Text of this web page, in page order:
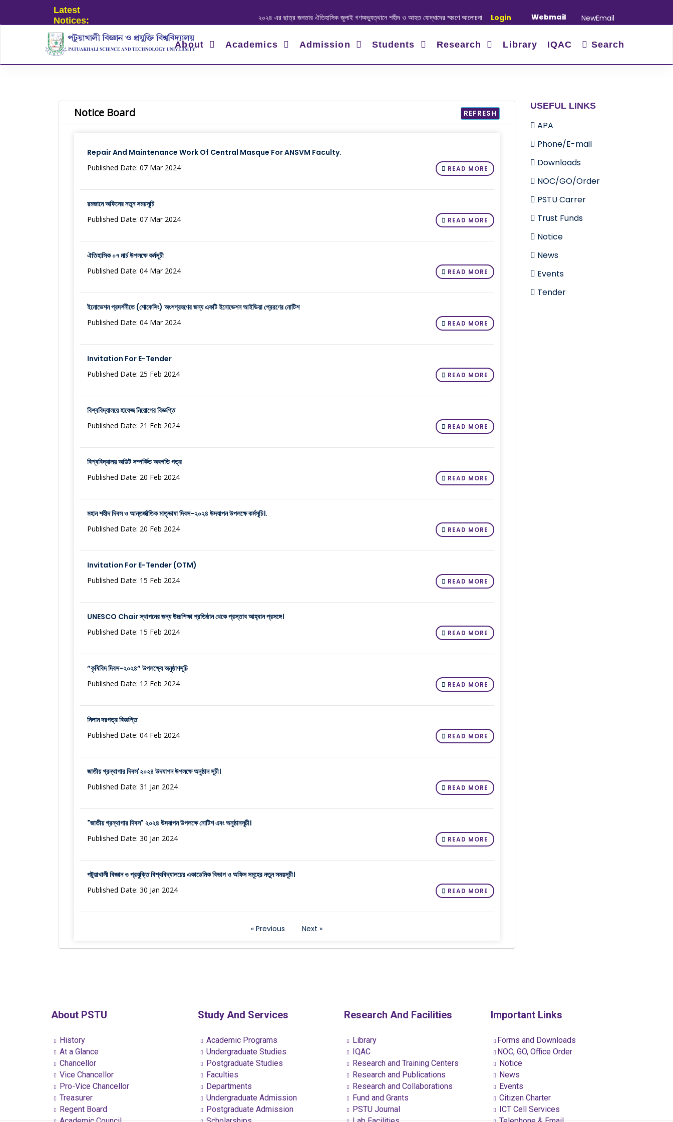
Latest
Notices:
২০২৪ এর ছাত্র জনতার ঐতিহাসিক জুলাই গণঅভ্যুত্থানে শহীদ ও আহত যোদ্ধাদের স্মরণে আলোচনা সভা ও দোয়া অনুষ্ঠান সংক্রান্ত|January-June/2025 Master and
Login Webmail NewEmail
About Academics Admission Students Research Library IQAC Search
Notice Board REFRESH
Repair And Maintenance Work Of Central Masque For ANSVM Faculty.
Published Date: 07 Mar 2024 READ MORE
রমজানে অফিসের নতুন সময়সূচি
Published Date: 07 Mar 2024 READ MORE
ঐতিহাসিক ০৭ মার্চ উপলক্ষে কর্মসূচী
Published Date: 04 Mar 2024 READ MORE
ইনোভেশন প্রদর্শনীতে (শোকেসিং) অংশগ্রহণের জন্য একটি ইনোভেশন আইডিয়া প্রেরণের নোটিশ
Published Date: 04 Mar 2024 READ MORE
Invitation For E-Tender
Published Date: 25 Feb 2024 READ MORE
বিশ্ববিদ্যালয়ে হাফেজ নিয়োগের বিজ্ঞপ্তি
Published Date: 21 Feb 2024 READ MORE
বিশ্ববিদ্যালয় অডিট সম্পর্কিত অবগতি পত্র
Published Date: 20 Feb 2024 READ MORE
মহান শহীদ দিবস ও আন্তর্জাতিক মাতৃভাষা দিবস-২০২৪ উদযাপন উপলক্ষে কর্মসূচি।.
Published Date: 20 Feb 2024 READ MORE
Invitation For E-Tender (OTM)
Published Date: 15 Feb 2024 READ MORE
UNESCO Chair স্থাপনের জন্য উচ্চশিক্ষা প্রতিষ্ঠান থেকে প্রস্তাব আহ্বান প্রসঙ্গে।
Published Date: 15 Feb 2024 READ MORE
”কৃষিবিদ দিবস-২০২৪” উপলক্ষ্যে অনুষ্ঠাণসূচি
Published Date: 12 Feb 2024 READ MORE
নিলাম দরপত্র বিজ্ঞপ্তি
Published Date: 04 Feb 2024 READ MORE
জাতীয় গ্রন্থাগার দিবস'২০২৪ উদযাপন উপলক্ষে অনুষ্ঠান সূচী।
Published Date: 31 Jan 2024 READ MORE
"জাতীয় গ্রন্থাগার দিবস" ২০২৪ উদযাপন উপলক্ষে নোটিশ এবং অনুষ্ঠানসূচী।
Published Date: 30 Jan 2024 READ MORE
পটুয়াখালী বিজ্ঞান ও প্রযুক্তি বিশ্ববিদ্যালয়ের একাডেমিক বিভাগ ও অফিস সমূহের নতুন সময়সূচী।
Published Date: 30 Jan 2024 READ MORE
« Previous Next »
USEFUL LINKS
APA
Phone/E-mail
Downloads
NOC/GO/Order
PSTU Carrer
Trust Funds
Notice
News
Events
Tender
About PSTU
History
At a Glance
Chancellor
Vice Chancellor
Pro-Vice Chancellor
Treasurer
Regent Board
Study And Services
Academic Programs
Undergraduate Studies
Postgraduate Studies
Faculties
Departments
Undergraduate Admission
Postgraduate Admission
Research And Facilities
Library
IQAC
Research and Training Centers
Research and Publications
Research and Collaborations
Fund and Grants
PSTU Journal
Important Links
Forms and Downloads
NOC, GO, Office Order
Notice
News
Events
Citizen Charter
ICT Cell Services